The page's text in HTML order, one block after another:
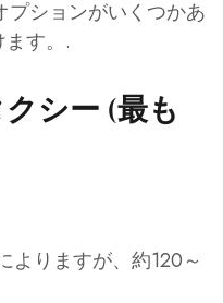
ションがいくつかあ
す。.
シー (最も
よりますが、約120～